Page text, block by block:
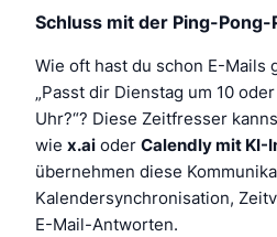
Schluss mit der Ping-Pong-
Wie oft hast du schon E-Mails
„Passt dir Dienstag um 10
Uhr?“? Diese Zeitfresser
wie x.ai oder Calendly mit KI-
übernehmen diese
Kalendersynchronisation,
E-Mail-Antworten.